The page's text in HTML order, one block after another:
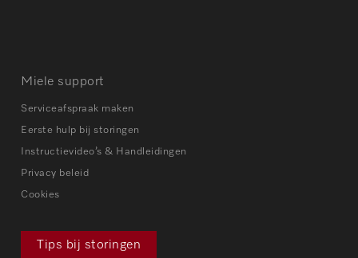
Miele support
Serviceafspraak maken
Eerste hulp bij storingen
Instructievideo’s & Handleidingen
Privacy beleid
Cookies
Tips bij storingen